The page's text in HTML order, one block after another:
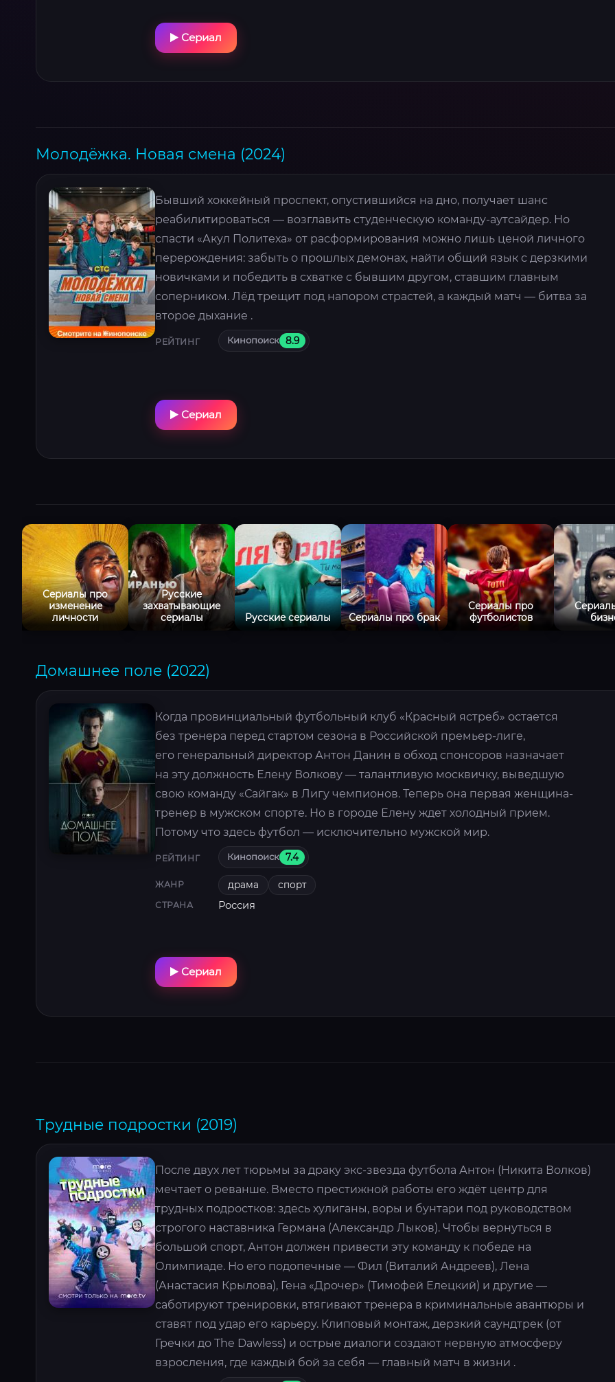
Сериал
Молодёжка. Новая смена (2024)
Бывший хоккейный проспект, опустившийся на дно, получает шанс
реабилитироваться — возглавить студенческую команду-аутсайдер. Но
спасти «Акул Политеха» от расформирования можно лишь ценой личного
перерождения: забыть о прошлых демонах, найти общий язык с дерзкими
новичками и победить в схватке с бывшим другом, ставшим главным
соперником. Лёд трещит под напором страстей, а каждый матч — битва за
второе дыхание .
РЕЙТИНГ Кинопоиск 8.9
Сериал
Сериалы про
изменение
личности
Русские
захватывающие
сериалы
Русские сериалы Сериалы про брак
Сериалы про
футболистов
Домашнее поле (2022)
Когда провинциальный футбольный клуб «Красный ястреб» остается
без тренера перед стартом сезона в Российской премьер-лиге,
его генеральный директор Антон Данин в обход спонсоров назначает
на эту должность Елену Волкову — талантливую москвичку, выведшую
свою команду «Сайгак» в Лигу чемпионов. Теперь она первая женщина-
тренер в мужском спорте. Но в городе Елену ждет холодный прием.
Потому что здесь футбол — исключительно мужской мир.
РЕЙТИНГ Кинопоиск 7.4
ЖАНР драма спорт
СТРАНА Россия
Сериал
Трудные подростки (2019)
После двух лет тюрьмы за драку экс-звезда футбола Антон (Никита Волков)
мечтает о реванше. Вместо престижной работы его ждёт центр для
трудных подростков: здесь хулиганы, воры и бунтари под руководством
строгого наставника Германа (Александр Лыков). Чтобы вернуться в
большой спорт, Антон должен привести эту команду к победе на
Олимпиаде. Но его подопечные — Фил (Виталий Андреев), Лена
(Анастасия Крылова), Гена «Дрочер» (Тимофей Елецкий) и другие —
саботируют тренировки, втягивают тренера в криминальные авантюры и
ставят под удар его карьеру. Клиповый монтаж, дерзкий саундтрек (от
Гречки до The Dawless) и острые диалоги создают нервную атмосферу
взросления, где каждый бой за себя — главный матч в жизни .